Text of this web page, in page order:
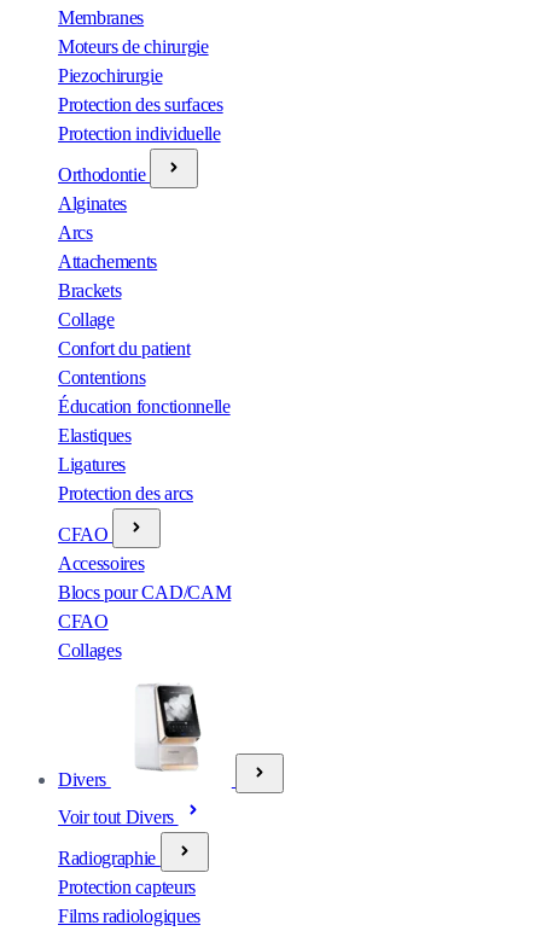
Membranes
Moteurs de chirurgie
Piezochirurgie
Protection des surfaces
Protection individuelle
Orthodontie
Alginates
Arcs
Attachements
Brackets
Collage
Confort du patient
Contentions
Éducation fonctionnelle
Elastiques
Ligatures
Protection des arcs
CFAO
Accessoires
Blocs pour CAD/CAM
CFAO
Collages
Divers
Voir tout Divers
Radiographie
Protection capteurs
Films radiologiques